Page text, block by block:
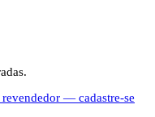
revendedor — cadastre-se